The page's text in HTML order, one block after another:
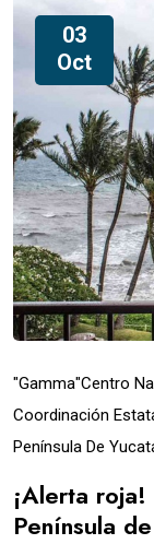
03
Oct
"Gamma"Centro
Coordinación
Península De
¡Alerta
Península